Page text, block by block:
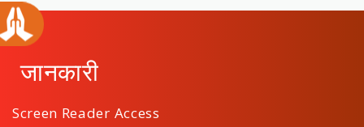
जानकारी
Screen Reader Access